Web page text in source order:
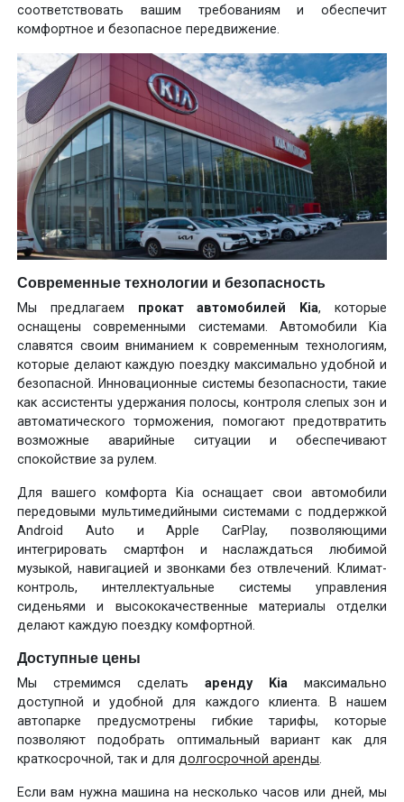
соответствовать вашим требованиям и обеспечит
комфортное и безопасное передвижение.
Современные технологии и безопасность
Мы предлагаем прокат автомобилей Kia, которые
оснащены современными системами. Автомобили Kia
славятся своим вниманием к современным технологиям,
которые делают каждую поездку максимально удобной и
безопасной. Инновационные системы безопасности, такие
как ассистенты удержания полосы, контроля слепых зон и
автоматического торможения, помогают предотвратить
возможные аварийные ситуации и обеспечивают
спокойствие за рулем.
Для вашего комфорта Kia оснащает свои автомобили
передовыми мультимедийными системами с поддержкой
Android Auto и Apple CarPlay, позволяющими
интегрировать смартфон и наслаждаться любимой
музыкой, навигацией и звонками без отвлечений. Климат-
контроль, интеллектуальные системы управления
сиденьями и высококачественные материалы отделки
делают каждую поездку комфортной.
Доступные цены
Мы стремимся сделать аренду Kiaмаксимально
доступной и удобной для каждого клиента. В нашем
автопарке предусмотрены гибкие тарифы, которые
позволяют подобрать оптимальный вариант как для
краткосрочной, так и длядолгосрочной аренды.
Если вам нужна машина на несколько часов или дней, мы